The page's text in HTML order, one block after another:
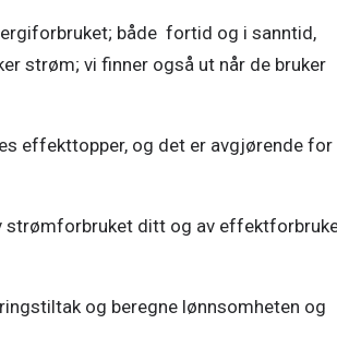
både  fortid og i sanntid,
strøm; vi finner også ut når de bruker
effekttopper, og det er avgjørende for
strømforbruket ditt og av
og beregne lønnsomheten og